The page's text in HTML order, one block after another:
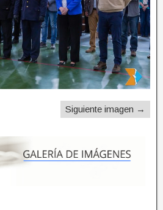
Siguiente imagen →